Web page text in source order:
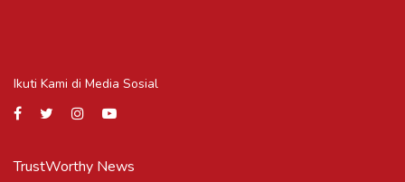
Ikuti Kami di Media Sosial
TrustWorthy News